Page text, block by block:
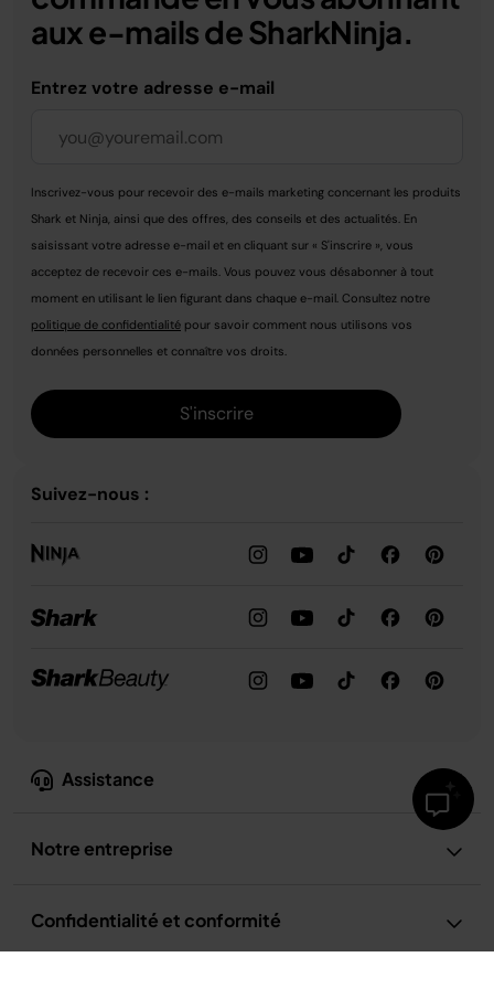
extérieur.
Découvrez la gamme Ninja et trouvez le four à pizza
qui correspond à vos envies. Offrez-vous le plaisir
inoubliables autour de plats faits maison riches en
Assistance
Notre entreprise
Confidentialité et conformité
aux e-mails de SharkNinja.
Entrez votre adresse e-mail
Inscrivez-vous pour recevoir des e-mails marketing concernant les produits
Shark et Ninja, ainsi que des offres, des conseils et des actualités. En
saisissant votre adresse e-mail et en cliquant sur « S'inscrire », vous
acceptez de recevoir ces e-mails. Vous pouvez vous désabonner à tout
moment en utilisant le lien figurant dans chaque e-mail. Consultez notre
politique de confidentialité pour savoir comment nous utilisons vos
données personnelles et connaître vos droits.
S'inscrire
Suivez-nous :